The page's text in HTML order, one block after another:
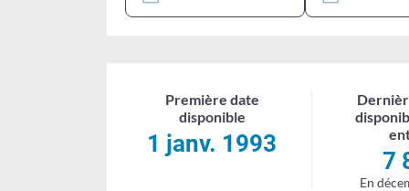
Première date
disponible
1 janv. 1993
7
En